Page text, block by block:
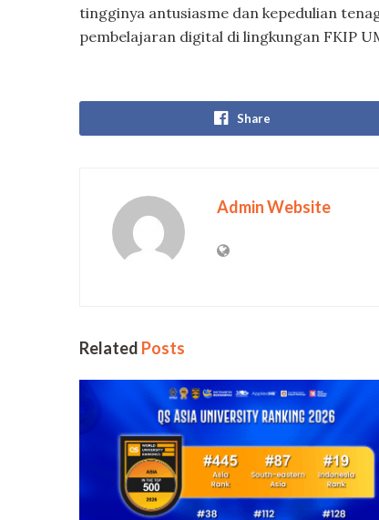
tingginya antusiasme dan kepedulian
pembelajaran digital di lingkungan FKIP
Share
Admin Website
Related Posts